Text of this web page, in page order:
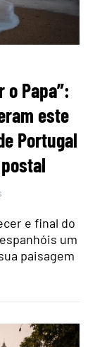
o Papa”:
este
Portugal
e final do
um
paisagem